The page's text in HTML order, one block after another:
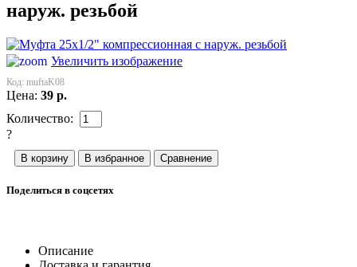
наруж. резьбой
Увеличить изображение
Код: muftaK08
Цена: 39 р.
Количество:
?
Поделиться в соцсетях
Описание